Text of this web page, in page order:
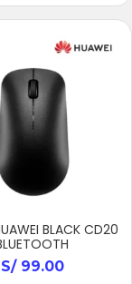
BLACK CD20
S/99.00